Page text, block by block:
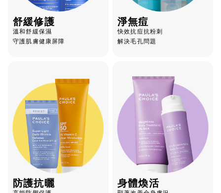
舒緩修護
溫和舒緩保濕
守護肌膚健康屏障
淨無痘
快效抗痘抗粉刺
解決毛孔問題
防護抗曬 身體煥活